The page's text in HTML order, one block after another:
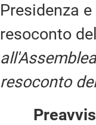
Presidenza
resoconto
resoconto